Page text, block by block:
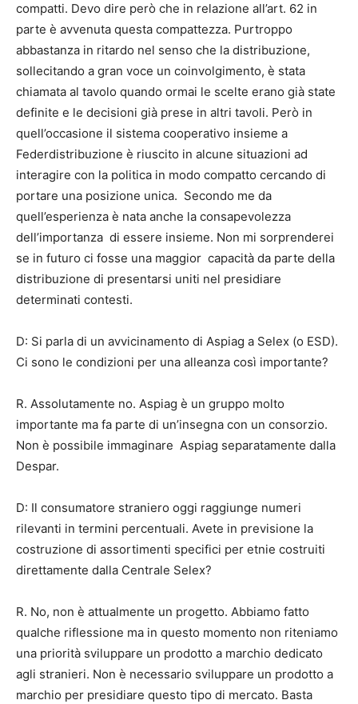
compatti. Devo dire però che in relazione all’art. 62 in
parte è avvenuta questa compattezza. Purtroppo
abbastanza in ritardo nel senso che la distribuzione,
sollecitando a gran voce un coinvolgimento, è stata
chiamata al tavolo quando ormai le scelte erano già state
definite e le decisioni già prese in altri tavoli. Però in
quell’occasione il sistema cooperativo insieme a
Federdistribuzione è riuscito in alcune situazioni ad
interagire con la politica in modo compatto cercando di
portare una posizione unica. Secondo me da
quell’esperienza è nata anche la consapevolezza
dell’importanza di essere insieme. Non mi sorprenderei
se in futuro ci fosse una maggior capacità da parte della
distribuzione di presentarsi uniti nel presidiare
determinati contesti.
D: Si parla di un avvicinamento di Aspiag a Selex (o ESD).
Ci sono le condizioni per una alleanza così importante?
R. Assolutamente no. Aspiag è un gruppo molto
importante ma fa parte di un’insegna con un consorzio.
Non è possibile immaginare Aspiag separatamente dalla
Despar.
D: Il consumatore straniero oggi raggiunge numeri
rilevanti in termini percentuali. Avete in previsione la
costruzione di assortimenti specifici per etnie costruiti
direttamente dalla Centrale Selex?
R. No, non è attualmente un progetto. Abbiamo fatto
qualche riflessione ma in questo momento non riteniamo
una priorità sviluppare un prodotto a marchio dedicato
agli stranieri. Non è necessario sviluppare un prodotto a
marchio per presidiare questo tipo di mercato. Basta